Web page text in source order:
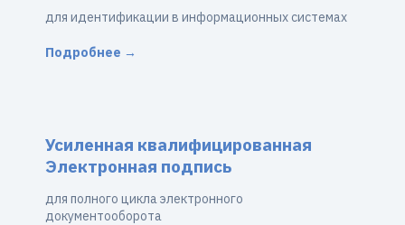
для идентификации в информационных системах
Подробнее →
Усиленная квалифицированная
Электронная подпись
для полного цикла электронного
документооборота